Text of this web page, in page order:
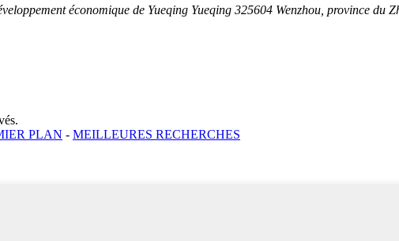
économique de Yueqing Yueqing 325604 Wenzhou, province du
PLAN - MEILLEURES RECHERCHES